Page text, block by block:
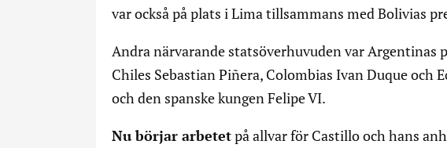
var också på plats i Lima tillsammans med Bolivias
Andra närvarande statsöverhuvuden var Argentinas
Chiles Sebastian Piñera, Colombias Ivan Duque och
och den spanske kungen Felipe VI.
Nu börjar arbetetpå allvar för Castillo och hans